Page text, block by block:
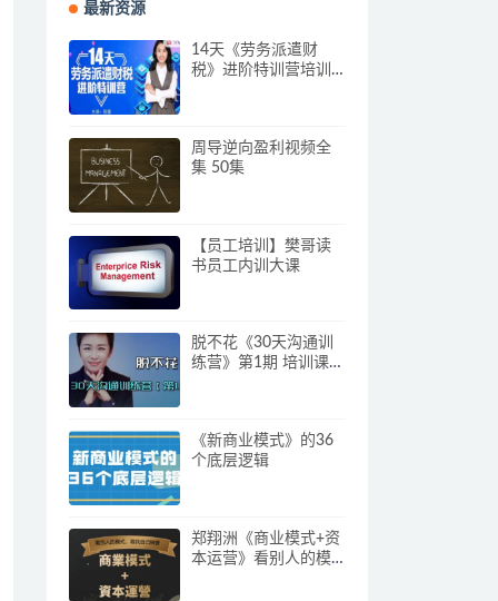
最新资源
14天《劳务派遣财
税》进阶特训营培训
周导逆向盈利视频全
集 50集
【员工培训】樊哥读
书员工内训大课
脱不花《30天沟通训
练营》第1期 培训课程
《新商业模式》的36
个底层逻辑
郑翔洲《商业模式+资
本运营》看别人的模